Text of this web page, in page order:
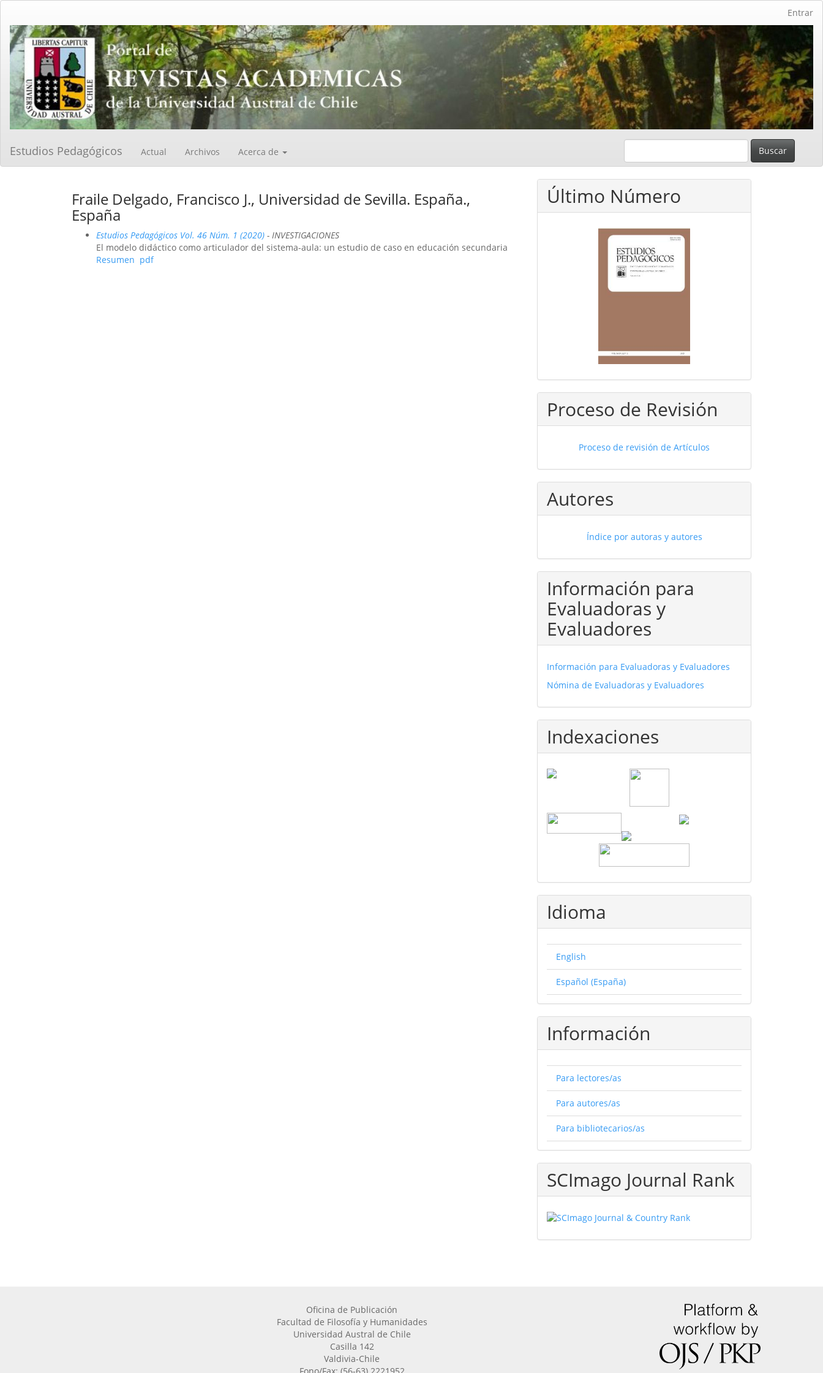
Contenido
principal
Barra
lateral
Entrar
Estudios Pedagógicos Actual Archivos Acerca de Buscar
Fraile Delgado, Francisco J., Universidad de Sevilla. España.,
España
Estudios Pedagógicos Vol. 46 Núm. 1 (2020) - INVESTIGACIONES
El modelo didáctico como articulador del sistema-aula: un estudio de caso en educación secundaria
Resumen pdf
Último Número
Proceso de Revisión
Proceso de revisión de Artículos
Autores
Índice por autoras y autores
Información para
Evaluadoras y
Evaluadores
Información para Evaluadoras y Evaluadores
Nómina de Evaluadoras y Evaluadores
Indexaciones
Idioma
English
Español (España)
Información
Para lectores/as
Para autores/as
Para bibliotecarios/as
SCImago Journal Rank
Oficina de Publicación
Facultad de Filosofía y Humanidades
Universidad Austral de Chile
Casilla 142
Valdivia-Chile